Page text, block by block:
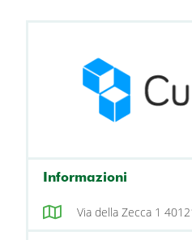
Informazioni
Via della Zecca 1